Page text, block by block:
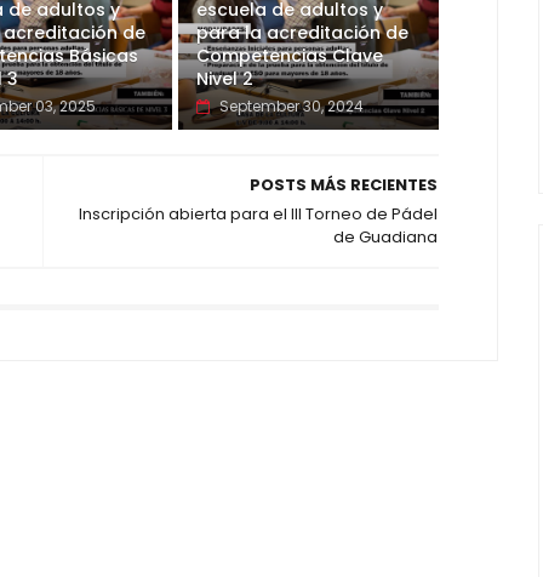
de adultos y
de
Básicas
3
03, 2025
escuela de adultos y
para la acreditación de
Competencias Clave
Nivel 2
September 30, 2024
POSTS MÁS RECIENTES
Inscripción abierta para el III Torneo de Pádel
de Guadiana